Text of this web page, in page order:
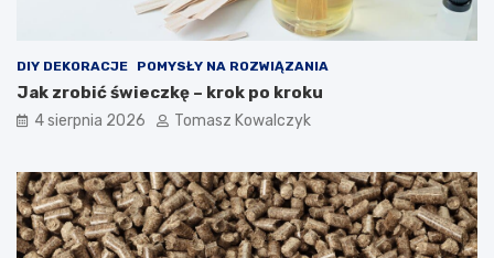
DIY DEKORACJE POMYSŁY NA ROZWIĄZANIA
Jak zrobić świeczkę – krok po kroku
4 sierpnia 2026 Tomasz Kowalczyk